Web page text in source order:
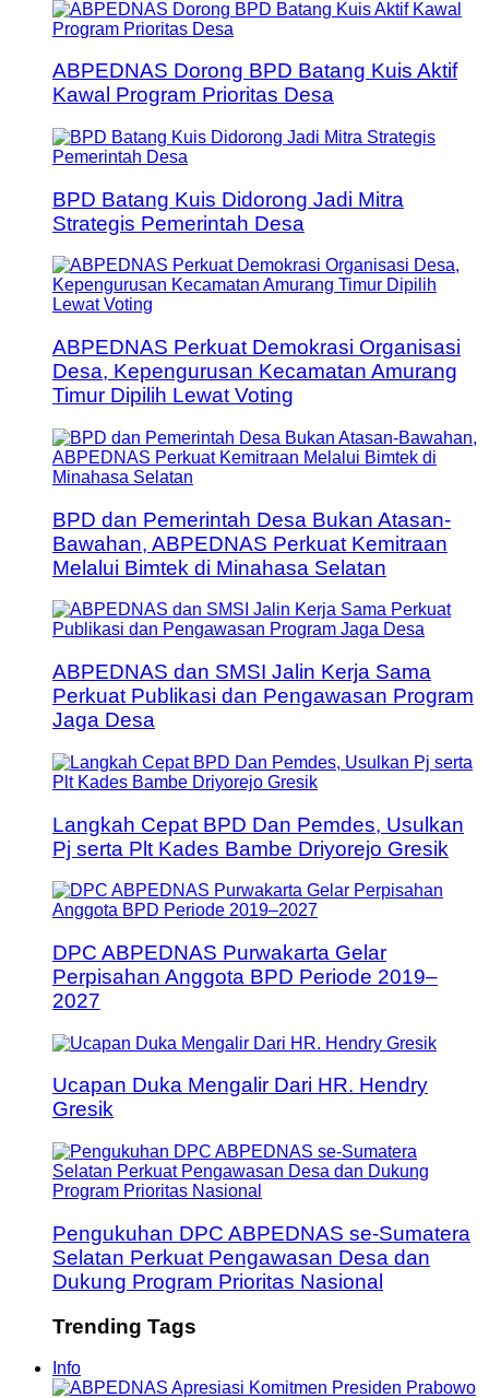
ABPEDNAS Dorong BPD Batang Kuis Aktif
Kawal Program Prioritas Desa
BPD Batang Kuis Didorong Jadi Mitra
Strategis Pemerintah Desa
ABPEDNAS Perkuat Demokrasi Organisasi
Desa, Kepengurusan Kecamatan Amurang
Timur Dipilih Lewat Voting
BPD dan Pemerintah Desa Bukan Atasan-
Bawahan, ABPEDNAS Perkuat Kemitraan
Melalui Bimtek di Minahasa Selatan
ABPEDNAS dan SMSI Jalin Kerja Sama
Perkuat Publikasi dan Pengawasan Program
Jaga Desa
Langkah Cepat BPD Dan Pemdes, Usulkan
Pj serta Plt Kades Bambe Driyorejo Gresik
DPC ABPEDNAS Purwakarta Gelar
Perpisahan Anggota BPD Periode 2019–
2027
Ucapan Duka Mengalir Dari HR. Hendry
Gresik
Pengukuhan DPC ABPEDNAS se-Sumatera
Selatan Perkuat Pengawasan Desa dan
Dukung Program Prioritas Nasional
Trending Tags
Info